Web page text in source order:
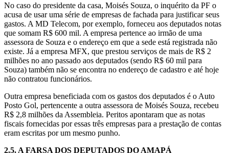
No caso do presidente da casa, Moisés Souza, o inquérito da PF o
acusa de usar uma série de empresas de fachada para justificar seus
gastos. A MD Telecom, por exemplo, forneceu aos deputados notas
que somam R$ 600 mil. A empresa pertence ao irmão de uma
assessora de Souza e o endereço em que a sede está registrada não
existe. Já a empresa MFX, que prestou serviços de mais de R$ 2
milhões no ano passado aos deputados (sendo R$ 60 mil para
Souza) também não se encontra no endereço de cadastro e até hoje
não contratou funcionários.
Outra empresa beneficiada com os gastos dos deputados é o Auto
Posto Gol, pertencente a outra assessora de Moisés Souza, recebeu
R$ 2,8 milhões da Assembleia. Peritos apontaram que as notas
fiscais fornecidas por essas três empresas para a prestação de contas
eram escritas por um mesmo punho.
2.5. A FARSA DOS DEPUTADOS DO AMAPÁ